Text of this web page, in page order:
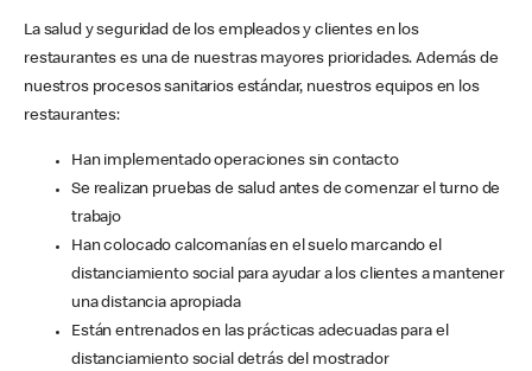
La salud y seguridad de los empleados y clientes en los
restaurantes es una de nuestras mayores prioridades. Además de
nuestros procesos sanitarios estándar, nuestros equipos en los
restaurantes:
Han implementado operaciones sin contacto
Se realizan pruebas de salud antes de comenzar el turno de
trabajo
Han colocado calcomanías en el suelo marcando el
distanciamiento social para ayudar a los clientes a mantener
una distancia apropiada
Están entrenados en las prácticas adecuadas para el
distanciamiento social detrás del mostrador